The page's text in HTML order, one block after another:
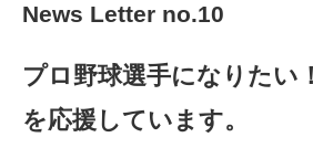
News Letter no.10
プロ野球選手になりたい
を応援しています。